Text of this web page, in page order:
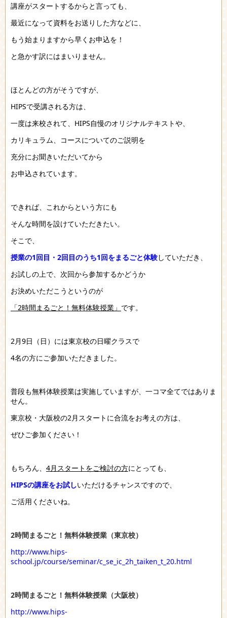
講座がスタートするからと言っても、
最近になって資料をお送りした方などに、
もう始まりますから早くお申込を！
と急かす訳にはまいりません。
ほとんどの方がそうですが、
HIPSで受講される方は、
一度は来校されて、HIPS自慢のオリジナルテキストや、
カリキュラム、コースについてのご説明を
充分にお聞きいただいてから
お申込されています。
できれば、これからという方にも
そんな時間を設けていただきたい。
そこで、
授業の1回目・2回目のうち1回をまるごと体験していただき、
お試しの上で、次回から参加するかどうか
お決めいただこうというのが
「2時間まるごと！無料体験授業」 です。
2月9日（日）には東京校の日曜クラスで
4名の方にご参加いただきました。
普段も無料体験授業は実施していますが、一コマ全てではありま
せん。
東京校・大阪校の2月スタートに合流をお考えの方は、
ぜひご参加ください！
もちろん、 4月スタートをご検討の方にとっても、
HIPSの講座をお試しいただけるチャンスですので、
ご活用くださいね。
2時間まるごと！無料体験授業（東京校）
http://www.hips-
school.jp/course/seminar/c_se_ic_2h_taiken_t_20.html
2時間まるごと！無料体験授業（大阪校）
http://www.hips-